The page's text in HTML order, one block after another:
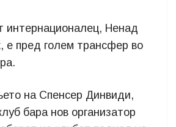
интернационалец, Ненад
е пред голем трансфер во
на Спенсер Динвиди,
бара нов организатор